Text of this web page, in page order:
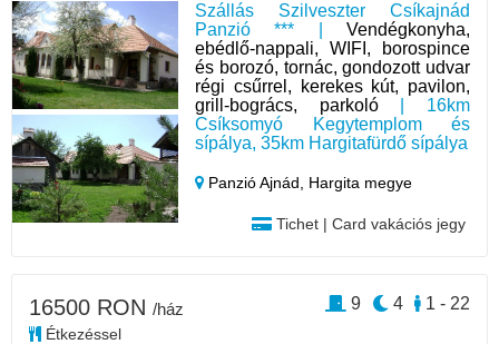
Szállás Szilveszter Csíkajnád
Panzió *** | Vendégkonyha,
ebédlő-nappali, WIFI, borospince
és borozó, tornác, gondozott udvar
régi csűrrel, kerekes kút, pavilon,
grill-bogrács, parkoló| 16km
Csíksomyó Kegytemplom és
sípálya, 35km Hargitafürdő sípálya
Panzió Ajnád, Hargita megye
Tichet | Card vakációs jegy
16500 RON /ház
Étkezéssel
1 - 22
4
9